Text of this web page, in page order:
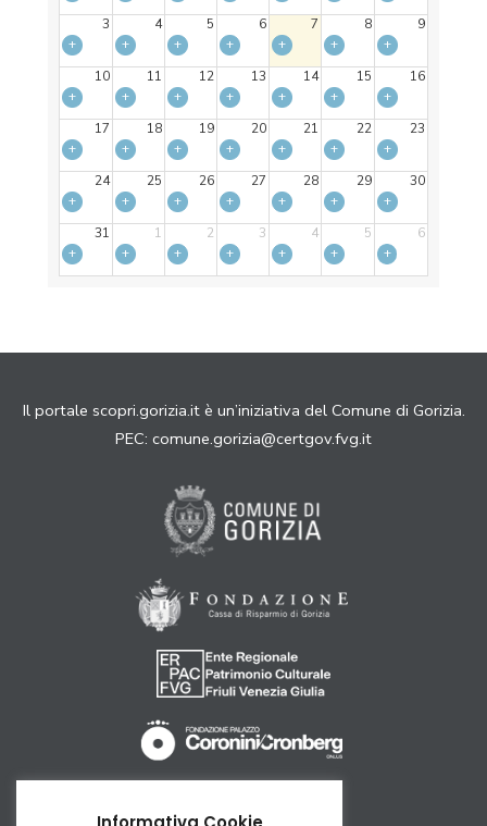
3
4 5 6 7 8
9
+
+ + + + +
+
10
11 12 13 14 15
16
+
+ + + + +
+
17
18 19 20 21 22
23
+
+ + + + +
+
24
25 26 27 28 29
30
+
+ + + + +
+
31
1 2 3 4 5
6
+
+ + + + + +
Il portale scopri.gorizia.it è un’iniziativa del Comune di Gorizia.
PEC: comune.gorizia@certgov.fvg.it